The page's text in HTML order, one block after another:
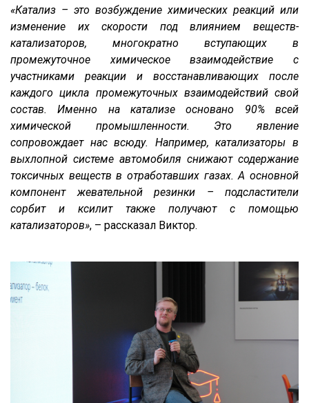
«Катализ – это возбуждение химических реакций или
изменение их скорости под влиянием веществ-
катализаторов, многократно вступающих в
промежуточное химическое взаимодействие с
участниками реакции и восстанавливающих после
каждого цикла промежуточных взаимодействий свой
состав. Именно на катализе основано 90% всей
химической промышленности. Это явление
сопровождает нас всюду. Например, катализаторы в
выхлопной системе автомобиля снижают содержание
токсичных веществ в отработавших газах. А основной
компонент жевательной резинки – подсластители
сорбит и ксилит также получают с помощью
катализаторов», – рассказал Виктор.